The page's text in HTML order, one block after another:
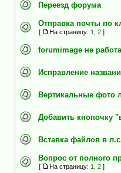
Переезд форума
Отправка почты по
[ На страницу: 1 2 ]
forumimage не
Исправление
Вертикальные фото
Добавить кнопочку
Вставка файлов в
Вопрос от полного
[ На страницу: 1 2 ]